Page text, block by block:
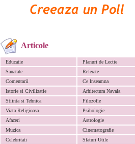
Articole
Educatie
Planuri de Lectie
Sanatate
Referate
Comentarii
Ce Inseamna
Istorie si Civilizatie
Arhitectura Navala
Stiinta si Tehnica
Filozofie
Viata Religioasa
Psihologie
Afaceri
Astrologie
Muzica
Cinematografie
Celebritati
Sfaturi Utile